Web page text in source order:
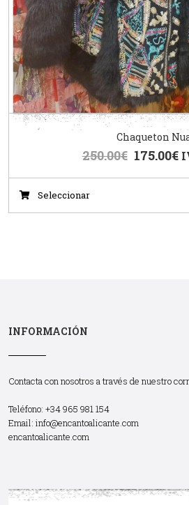
Chaqueton
250.00€ 175.00€
Seleccionar
INFORMACIÓN
Contacta con nosotros a través de nuestro
Teléfono: +34 965 981 154
Email: info@encantoalicante.com
encantoalicante.com